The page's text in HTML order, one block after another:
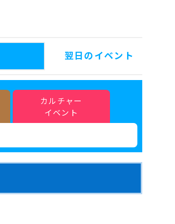
翌日のイベント
カルチャー
イベント